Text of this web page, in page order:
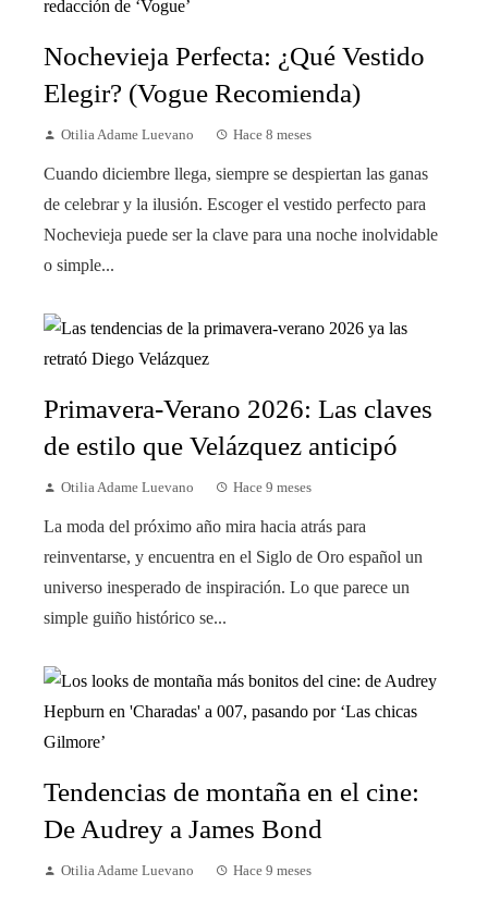
Nochevieja Perfecta: ¿Qué Vestido
Elegir? (Vogue Recomienda)
Otilia Adame Luevano Hace 8 meses
Cuando diciembre llega, siempre se despiertan las ganas
de celebrar y la ilusión. Escoger el vestido perfecto para
Nochevieja puede ser la clave para una noche inolvidable
o simple...
Primavera-Verano 2026: Las claves
de estilo que Velázquez anticipó
Otilia Adame Luevano Hace 9 meses
La moda del próximo año mira hacia atrás para
reinventarse, y encuentra en el Siglo de Oro español un
universo inesperado de inspiración. Lo que parece un
simple guiño histórico se...
Tendencias de montaña en el cine:
De Audrey a James Bond
Otilia Adame Luevano Hace 9 meses